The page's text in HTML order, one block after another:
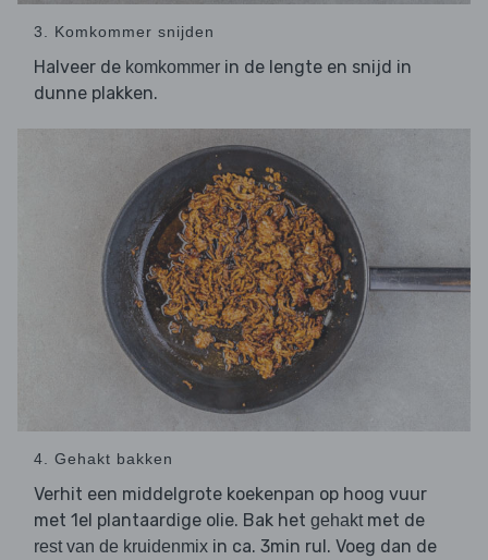
3. Komkommer snijden
Halveer de komkommer in de lengte en snijd in
dunne plakken.
4. Gehakt bakken
Verhit een middelgrote koekenpan op hoog vuur
met 1el plantaardige olie. Bak het gehakt met de
rest van de kruidenmix in ca. 3min rul. Voeg dan de